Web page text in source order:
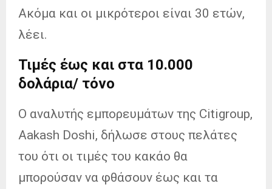
Ακόμα και οι μικρότεροι είναι 30 ετών,
λέει.
Τιμές έως και στα 10.000
δολάρια/ τόνο
Ο αναλυτής εμπορευμάτων της Citigroup,
Aakash Doshi, δήλωσε στους πελάτες
του ότι οι τιμές του κακάο θα
μπορούσαν να φθάσουν έως και τα